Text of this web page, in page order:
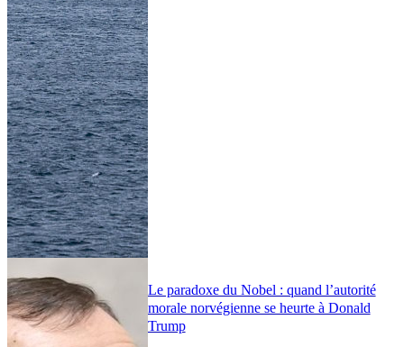
Le paradoxe du Nobel : quand l’autorité
morale norvégienne se heurte à Donald
Trump